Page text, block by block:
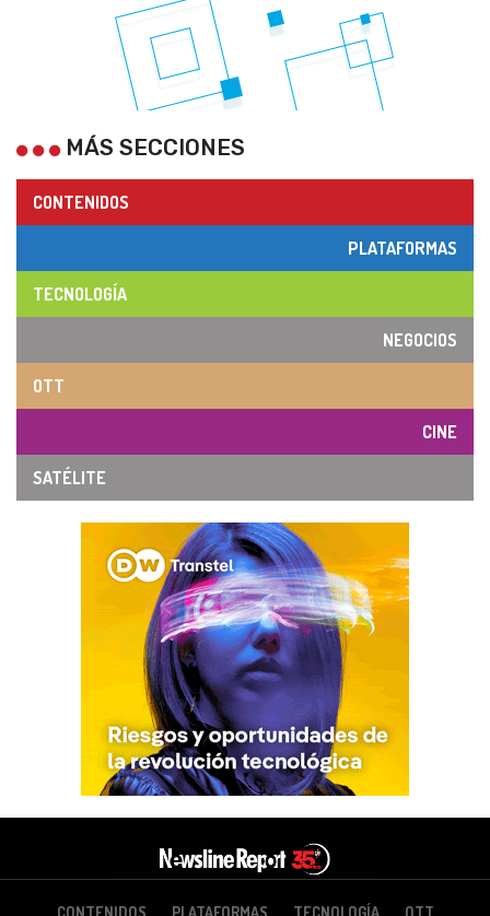
MÁS SECCIONES
CONTENIDOS
PLATAFORMAS
TECNOLOGÍA
NEGOCIOS
OTT
CINE
SATÉLITE
CONTENIDOS PLATAFORMAS TECNOLOGÍA OTT